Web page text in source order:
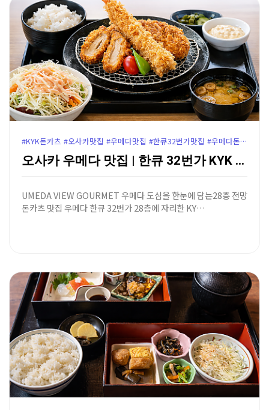
#KYK돈카츠 #오사카맛집 #우메다맛집 #한큐32번가맛집 #우메다돈카츠 #오사카돈카츠맛집 #우메다KYK #오사카주유패스할인 #오사카전망좋은맛집 #우메다한큐32번가 #윤가이드추천맛집
오사카 우메다 맛집 | 한큐 32번가 KYK 돈카츠 -…
UMEDA VIEW GOURMET 우메다 도심을 한눈에 담는28층 전망
돈카츠 맛집 우메다 한큐 32번가 28층에 자리한 KY…